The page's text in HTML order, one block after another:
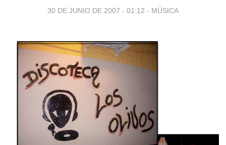
30 DE JUNIO DE 2007 - 01:12 - MÚSICA